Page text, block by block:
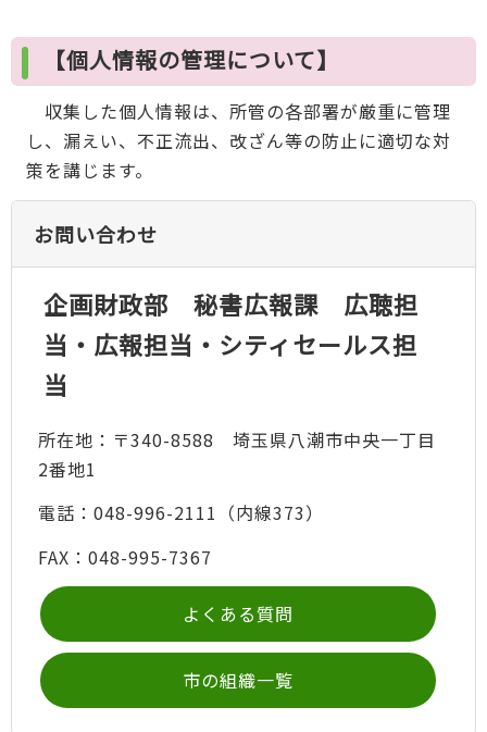
【個人情報の管理について】
収集した個人情報は、所管の各部署が厳重に管理
し、漏えい、不正流出、改ざん等の防止に適切な対
策を講じます。
お問い合わせ
企画財政部 秘書広報課 広聴担
当・広報担当・シティセールス担
当
所在地：〒340-8588 埼玉県八潮市中央一丁目
2番地1
電話：048-996-2111（内線373）
FAX：048-995-7367
よくある質問
市の組織一覧